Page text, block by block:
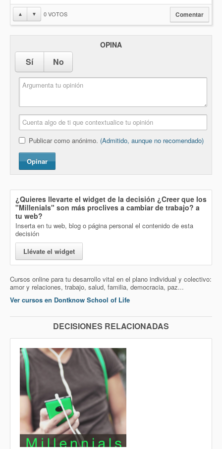
▲ ▼ 0VOTOS Comentar
OPINA
Sí No
Publicar como anónimo. (Admitido, aunque no recomendado)
Opinar
¿Quieres llevarte el widget de la decisión ¿Creer que los
"Millenials" son más proclives a cambiar de trabajo? a
tu web?
Inserta en tu web, blog o página personal el contenido de esta
decisión
Llévate el widget
Cursos online para tu desarrollo vital en el plano individual y colectivo:
amor y relaciones, trabajo, salud, familia, democracia, paz...
Ver cursos en Dontknow School of Life
DECISIONES RELACIONADAS